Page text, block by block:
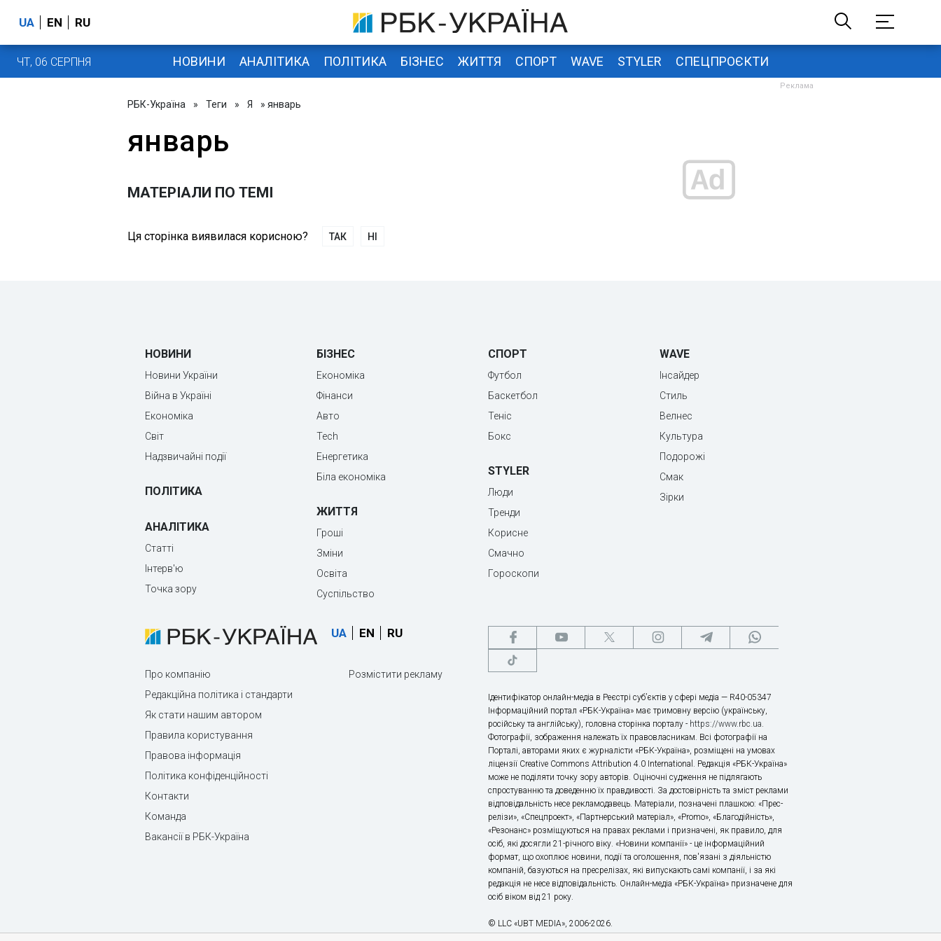
UA EN RU
ЧТ, 06 СЕРПНЯ НОВИНИ АНАЛІТИКА ПОЛІТИКА БІЗНЕС ЖИТТЯ СПОРТ WAVE STYLER СПЕЦПРОЄКТИ
РБК-Україна » Теги » Я » январь
январь
МАТЕРІАЛИ ПО ТЕМІ
Ця сторінка виявилася корисною? ТАК НІ
НОВИНИ
Новини України
Війна в Україні
Економіка
Світ
Надзвичайні події
ПОЛІТИКА
АНАЛІТИКА
Статті
Інтерв'ю
Точка зору
БІЗНЕС
Економіка
Фінанси
Авто
Tech
Енергетика
Біла економіка
ЖИТТЯ
Гроші
Зміни
Освіта
Суспільство
СПОРТ
Футбол
Баскетбол
Теніс
Бокс
STYLER
Люди
Тренди
Корисне
Смачно
Гороскопи
WAVE
Інсайдер
Стиль
Велнес
Культура
Подорожі
Смак
Зірки
UA EN RU
Про компанію
Редакційна політика і стандарти
Як стати нашим автором
Правила користування
Правова інформація
Політика конфіденційності
Контакти
Команда
Вакансії в РБК-Україна
Розмістити рекламу
Ідентифікатор онлайн-медіа в Реєстрі суб’єктів у сфері медіа — R40-05347
Інформаційний портал «РБК-Україна» має тримовну версію (українську,
російську та англійську), головна сторінка порталу - https://www.rbc.ua.
Фотографії, зображення належать їх правовласникам. Всі фотографії на
Порталі, авторами яких є журналісти «РБК-Україна», розміщені на умовах
ліцензії Creative Commons Attribution 4.0 International. Редакція «РБК-Україна»
може не поділяти точку зору авторів. Оціночні судження не підлягають
спростуванню та доведенню їх правдивості. За достовірність та зміст реклами
відповідальність несе рекламодавець. Матеріали, позначені плашкою: «Прес-
релізи», «Спецпроект», «Партнерський матеріал», «Promo», «Благодійність»,
«Резонанс» розміщуються на правах реклами і призначені, як правило, для
осіб, які досягли 21-річного віку. «Новини компанії» - це інформаційний
формат, що охоплює новини, події та оголошення, пов'язані з діяльністю
компаній, базуються на пресрелізах, які випускають самі компанії, і за які
редакція не несе відповідальність. Онлайн-медіа «РБК-Україна» призначене для
осіб віком від 21 року.
© LLC «UBT MEDIA», 2006-2026.